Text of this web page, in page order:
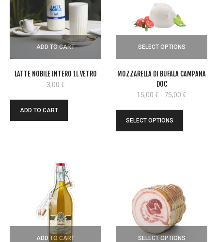
ADD TO CART
LATTE NOBILE INTERO 1L VETRO
3,00 €
ADD TO CART
SELECT OPTIONS
MOZZARELLA DI BUFALA CAMPANA
DOC
15,00 € - 75,00 €
SELECT OPTIONS
ADD TO CART SELECT OPTIONS